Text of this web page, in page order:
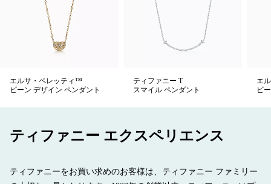
エルサ・ペレッティ™
ビーン デザイン ペンダント
ティファニー T
スマイル ペンダント
エ
ビ
ティファニー エクスペリエンス
ティファニーをお買い求めのお客様は、ティファニー ファミリー